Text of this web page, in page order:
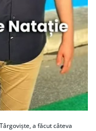
a făcut câteva